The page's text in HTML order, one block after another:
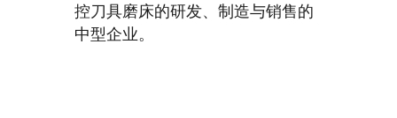
控刀具磨床的研发、制造与销售的
中型企业。